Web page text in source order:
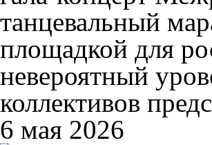
танцевальный
площадкой для
невероятный
коллективов
6 мая 2026